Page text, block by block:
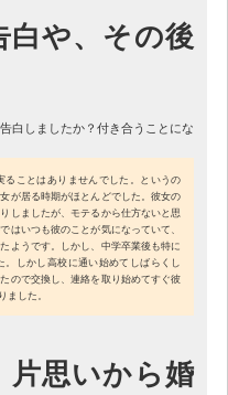
白や、その後
白しましたか？付き合うことにな
ことはありませんでした。というの
が居る時期がほとんどでした。彼女の
しましたが、モテるから仕方ないと思
はいつも彼のことが気になっていて、
ようです。しかし、中学卒業後も特に
しかし高校に通い始めてしばらくし
ので交換し、連絡を取り始めてすぐ彼
ました。
片思いから婚